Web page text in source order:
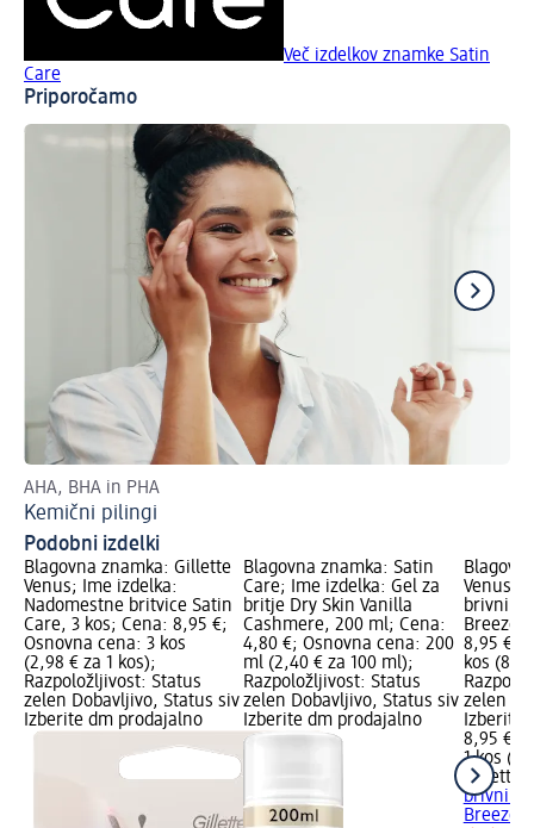
Več izdelkov znamke Satin
Care
Priporočamo
AHA, BHA in PHA
Kemični pilingi
Podobni izdelki
Blagovna znamka: Gillette
Venus; Ime izdelka:
Nadomestne britvice Satin
Care, 3 kos; Cena: 8,95 €;
Osnovna cena: 3 kos
(2,98 € za 1 kos);
Razpoložljivost: Status
zelen Dobavljivo, Status siv
Izberite dm prodajalno
Blagovna znamka: Satin
Care; Ime izdelka: Gel za
britje Dry Skin Vanilla
Cashmere, 200 ml; Cena:
4,80 €; Osnovna cena: 200
ml (2,40 € za 100 ml);
Razpoložljivost: Status
zelen Dobavljivo, Status siv
Izberite dm prodajalno
Venus;
brivnik
Breeze,
8,95 €;
kos
zelen
Izberite
8,95 €
1 kos
Gillette
brivnik
Breeze,